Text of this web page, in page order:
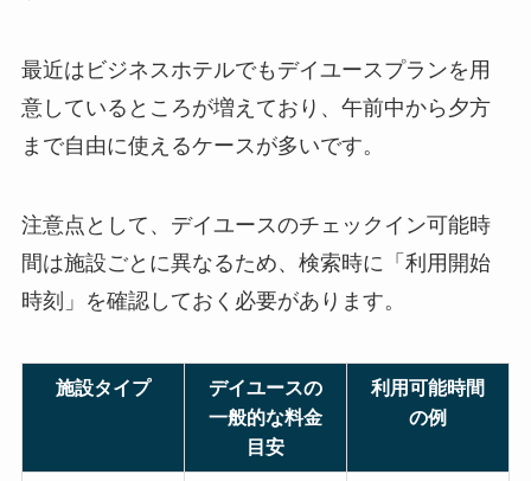
最近はビジネスホテルでもデイユースプランを用
意しているところが増えており、午前中から夕方
まで自由に使えるケースが多いです。
注意点として、デイユースのチェックイン可能時
間は施設ごとに異なるため、検索時に「利用開始
時刻」を確認しておく必要があります。
施設タイプ
デイユースの
一般的な料金
目安
利用可能時間
の例